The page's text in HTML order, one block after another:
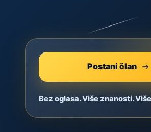
Postani član
Bez oglasa. Više znanosti.